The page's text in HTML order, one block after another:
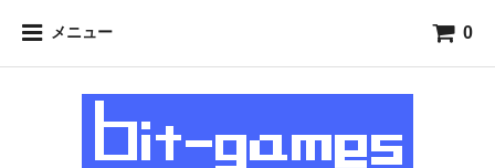
メニュー 0